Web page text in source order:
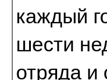
каждый
шести
отряда и